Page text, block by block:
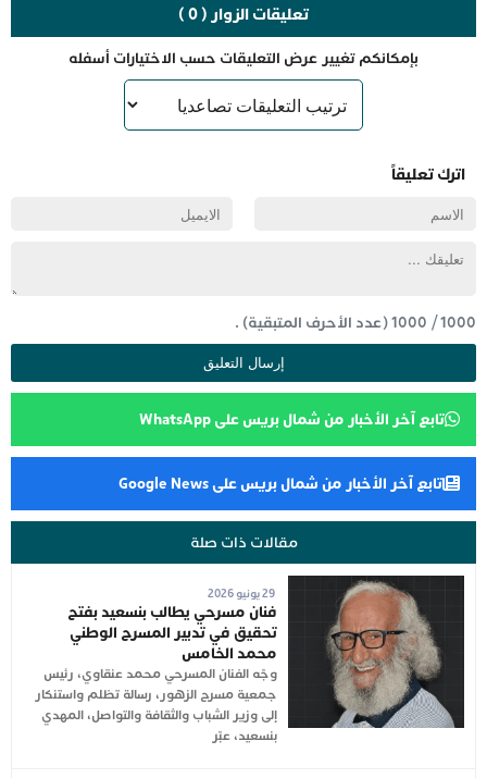
تعليقات الزوار ( 0 )
بإمكانكم تغيير عرض التعليقات حسب الاختيارات أسفله
اترك تعليقاً
1000
/
1000(عدد الأحرف المتبقية) .
تابع آخر الأخبار من شمال بريس على WhatsApp
تابع آخر الأخبار من شمال بريس على Google News
مقالات ذات صلة
29 يونيو 2026
فنان مسرحي يطالب بنسعيد بفتح
تحقيق في تدبير المسرح الوطني
محمد الخامس
وجّه الفنان المسرحي محمد عنقاوي، رئيس
جمعية مسرح الزهور، رسالة تظلم واستنكار
إلى وزير الشباب والثقافة والتواصل، المهدي
بنسعيد، عبّر